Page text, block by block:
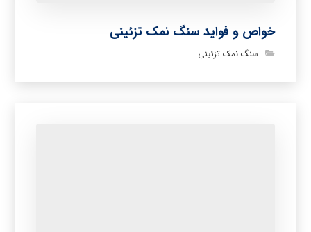
خواص و فواید سنگ نمک تزئینی
سنگ نمک تزئینی